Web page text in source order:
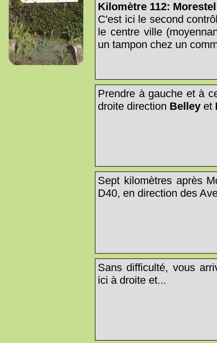
Kilomètre 112: Morestel
C'est ici le second
le centre ville
un tampon chez un
Prendre à gauche et à
droite direction Belley et
Sept kilomètres après
D40, en direction des
Sans difficulté, vous
ici à droite et...